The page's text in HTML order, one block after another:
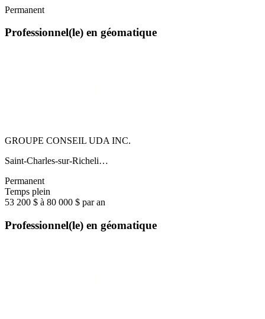
Permanent
Professionnel(le) en géomatique
GROUPE CONSEIL UDA INC.
Saint-Charles-sur-Richeli…
Permanent
Temps plein
53 200 $ à 80 000 $ par an
Professionnel(le) en géomatique